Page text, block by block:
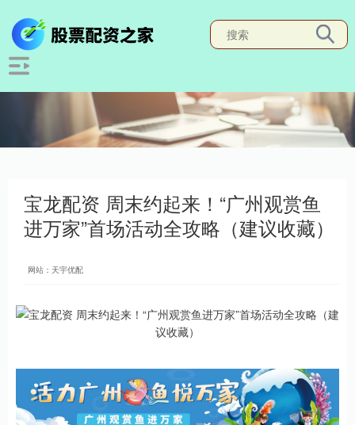
宝龙配资 周末约起来！“广州观赏鱼
进万家”首场活动全攻略（建议收藏）
网站：天宇优配